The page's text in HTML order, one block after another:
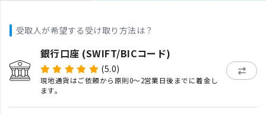
受取人が希望する受け取り方法は？
銀行口座 (SWIFT/BICコード)
(5.0)
現地通貨はご依頼から原則0〜2営業日後までに着金し
ます。